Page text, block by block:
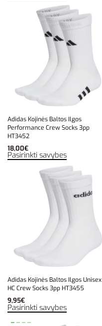
Adidas Kojinės Baltos Ilgos
Performance Crew Socks 3pp
HT3452
18,00€
Pasirinkti savybes
Adidas Kojinės Baltos Ilgos Unisex
HC Crew Socks 3pp HT3455
9,95€
Pasirinkti savybes